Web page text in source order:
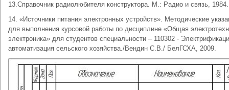
13.Справочник радиолюбителя конструктора. М.: Радио и связь, 1984.
14. «Источники питания электронных устройств». Методические
для выполнения курсовой работы по дисциплине «Общая
электроника» для студентов специальности – 110302 -
автоматизация сельского хозяйства./Вендин С.В./ БелГСХА, 2009.